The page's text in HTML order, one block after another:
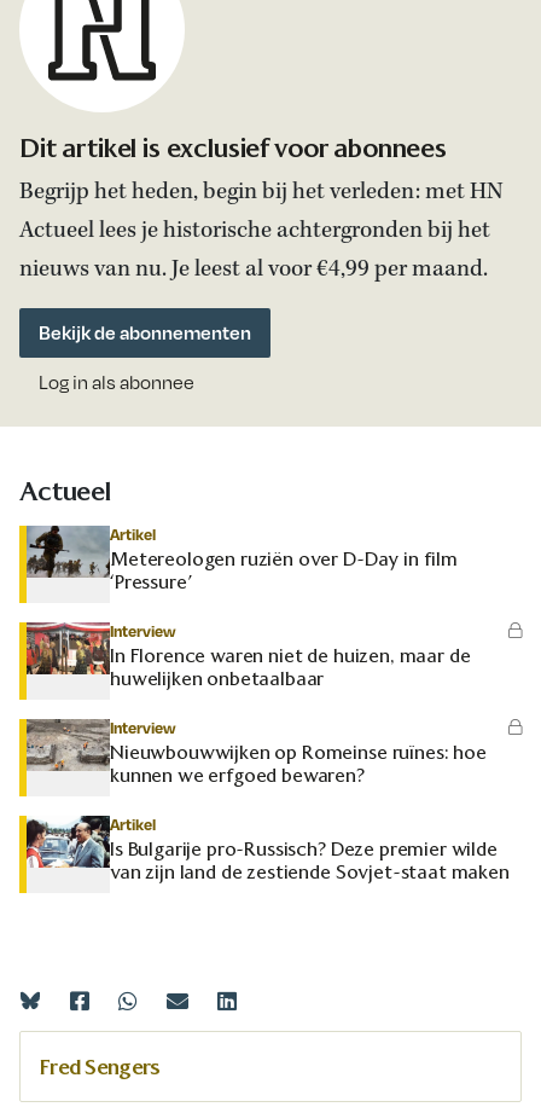
Dit artikel is exclusief voor abonnees
Begrijp het heden, begin bij het verleden: met HN
Actueel lees je historische achtergronden bij het
nieuws van nu. Je leest al voor €4,99 per maand.
Bekijk de abonnementen
Log in als abonnee
Actueel
Artikel
Metereologen ruziën over D-Day in film
‘Pressure’
Interview
In Florence waren niet de huizen, maar de
huwelijken onbetaalbaar
Interview
Nieuwbouwwijken op Romeinse ruïnes: hoe
kunnen we erfgoed bewaren?
Artikel
Is Bulgarije pro-Russisch? Deze premier wilde
van zijn land de zestiende Sovjet-staat maken
Fred Sengers